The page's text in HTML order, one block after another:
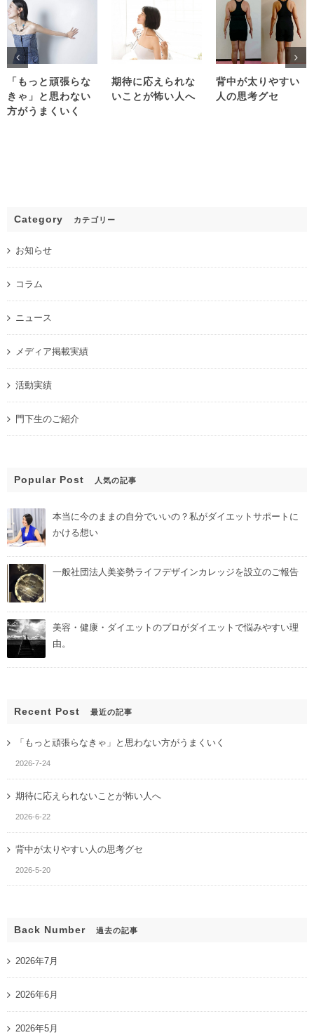
「もっと頑張らな
きゃ」と思わない
方がうまくいく
期待に応えられな
いことが怖い人へ
背中が太りやすい
人の思考グセ
Category カテゴリー
お知らせ
コラム
ニュース
メディア掲載実績
活動実績
門下生のご紹介
Popular Post 人気の記事
本当に今のままの自分でいいの？私がダイエットサポートに
かける想い
一般社団法人美姿勢ライフデザインカレッジを設立のご報告
美容・健康・ダイエットのプロがダイエットで悩みやすい理
由。
Recent Post 最近の記事
「もっと頑張らなきゃ」と思わない方がうまくいく
2026-7-24
期待に応えられないことが怖い人へ
2026-6-22
背中が太りやすい人の思考グセ
2026-5-20
Back Number 過去の記事
2026年7月
2026年6月
2026年5月